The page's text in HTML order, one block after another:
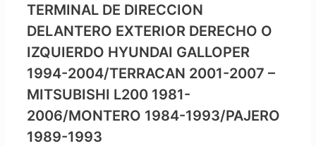
TERMINAL DE DIRECCION
DELANTERO EXTERIOR DERECHO O
IZQUIERDO HYUNDAI GALLOPER
1994-2004/TERRACAN 2001-2007 –
MITSUBISHI L200 1981-
2006/MONTERO 1984-1993/PAJERO
1989-1993